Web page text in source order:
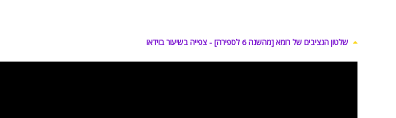
שלטון הנציבים של רומא [מהשנה 6 לספירה] - צפייה בשיעור בוידאו